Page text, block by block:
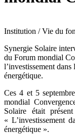
Institution / Vie du
Synergie Solaire
du Forum mondial
l’investissement
énergétique.
Ces 4 et 5
mondial
Solaire était
« L’investissement
énergétique ».